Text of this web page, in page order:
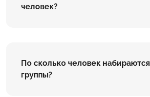
человек?
По сколько человек набираются
группы?